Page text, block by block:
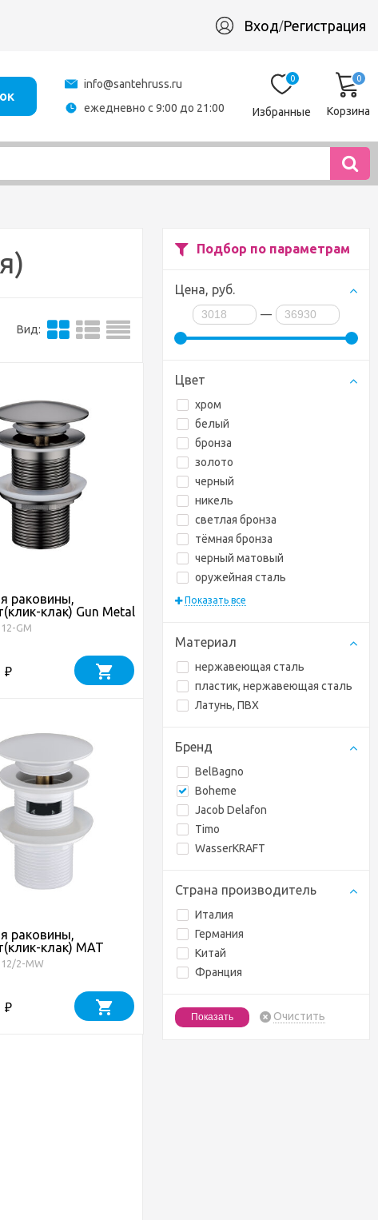
Вход/Регистрация
info@santehruss.ru
ежедневно с 9:00 до 21:00
0
Избранные
0
Корзина
Подбор по параметрам
Цена, руб.
—
Цвет
хром
белый
бронза
золото
черный
никель
светлая бронза
тёмная бронза
черный матовый
оружейная сталь
Показать все
Материал
нержавеющая сталь
пластик, нержавеющая сталь
Латунь, ПВХ
Бренд
BelBagno
Boheme
Jacob Delafon
Timo
WasserKRAFT
Страна производитель
Италия
Германия
Китай
Франция
Очистить
Вид:
раковины,
клак) Gun Metal
GM
₽
раковины,
клак) MAT
2-MW
₽